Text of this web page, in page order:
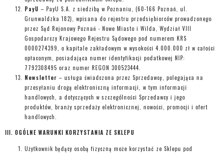
PayU – PayU S.A. z siedzibą w Poznaniu, (60-166 Poznań, ul.
Grunwaldzka 182), wpisana do rejestru przedsiębiorców prowadzonego
przez Sąd Rejonowy Poznań - Nowe Miasto i Wilda, Wydział VIII
Gospodarczy Krajowego Rejestru Sądowego pod numerem KRS
0000274399, o kapitale zakładowym w wysokości 4.000.000 zł w całości
opłaconym, posiadająca numer identyfikacji podatkowej NIP:
7792308495 oraz numer REGON 300523444.
Newsletter – usługa świadczona przez Sprzedawcę, polegająca na
przesyłaniu drogą elektroniczną informacji, w tym informacji
handlowych, a dotyczących w szczególności Sprzedawcy i jego
produktów, branży sprzedaży elektronicznej, nowości, promocji i ofert
handlowych.
III. OGÓLNE WARUNKI KORZYSTANIA ZE SKLEPU
Użytkownik będący osobą fizyczną może korzystać ze Sklepu pod